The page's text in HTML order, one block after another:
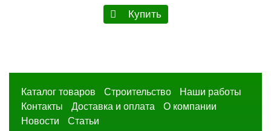
Купить
Каталог товаров Строительство
Наши работы
Контакты
Доставка и оплата
О компании
Новости
Статьи